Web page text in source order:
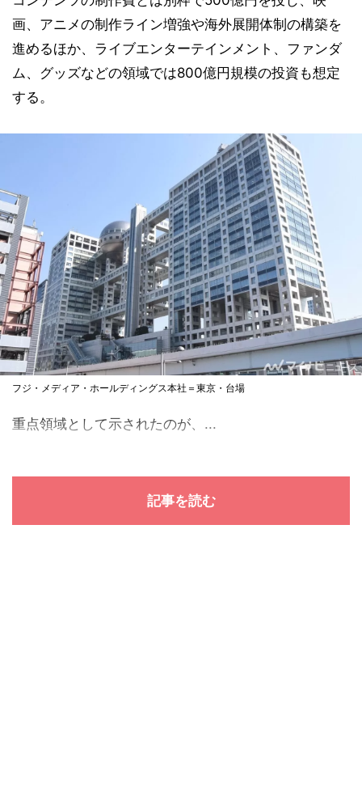
画、アニメの制作ライン増強や海外展開体制の構築を
進めるほか、ライブエンターテインメント、ファンダ
ム、グッズなどの領域では800億円規模の投資も想定
する。
フジ・メディア・ホールディングス本社＝東京・台場
重点領域として示されたのが、...
記事を読む